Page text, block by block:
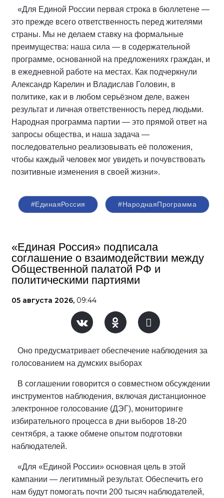
«Для Единой России первая строка в бюллетене —
это прежде всего ответственность перед жителями
страны. Мы не делаем ставку на формальные
преимущества: наша сила — в содержательной
программе, основанной на предложениях граждан, и
в ежедневной работе на местах. Как подчеркнули
Александр Карелин и Владислав Головин, в
политике, как и в любом серьёзном деле, важен
результат и личная ответственность перед людьми.
Народная программа партии — это прямой ответ на
запросы общества, и наша задача —
последовательно реализовывать её положения,
чтобы каждый человек мог увидеть и почувствовать
позитивные изменения в своей жизни».
#ЕдинаяРоссия #НароднаяПрограмма
«Единая Россия» подписала
соглашение о взаимодействии между
Общественной палатой РФ и
политическими партиями
05 августа 2026, 09:44
Оно предусматривает обеспечение наблюдения за
голосованием на думских выборах
В соглашении говорится о совместном обсуждении
инструментов наблюдения, включая дистанционное
электронное голосование (ДЭГ), мониторинге
избирательного процесса в дни выборов 18-20
сентября, а также обмене опытом подготовки
наблюдателей.
«Для «Единой России» основная цель в этой
кампании — легитимный результат. Обеспечить его
нам будут помогать почти 200 тысяч наблюдателей,